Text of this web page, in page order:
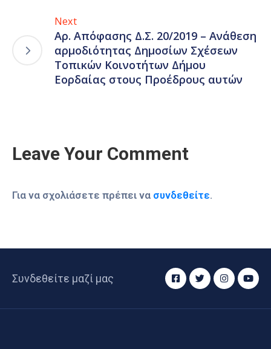
Next
Αρ. Απόφασης Δ.Σ. 20/2019 – Ανάθεση
αρμοδιότητας Δημοσίων Σχέσεων
Τοπικών Κοινοτήτων Δήμου
Εορδαίας στους Προέδρους αυτών
Leave Your Comment
Για να σχολιάσετε πρέπει να συνδεθείτε.
Συνδεθείτε μαζί μας